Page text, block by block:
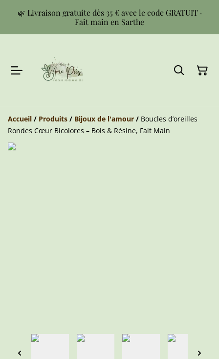
🌿 Livraison gratuite dès 35 € avec le code GRATUIT ·
Fait main en Sarthe
Accueil / Produits / Bijoux de l'amour / Boucles d’oreilles
Rondes Cœur Bicolores – Bois & Résine, Fait Main